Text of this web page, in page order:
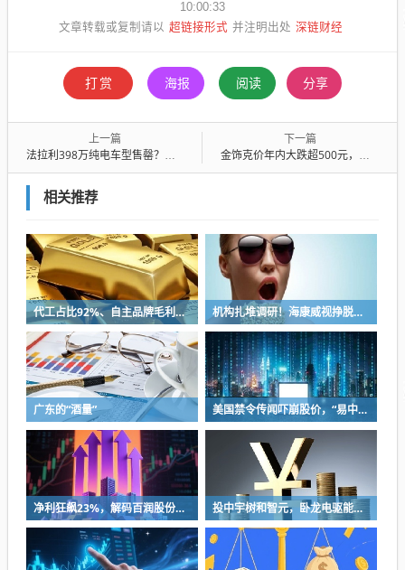
10:00:33
文章转载或复制请以 超链接形式 并注明出处 深链财经
打赏 海报 阅读 分享
上一篇
法拉利398万纯电车型售罄？经销商：可订，但订金40万起步
下一篇
金饰克价年内大跌超500元，专家：黄金的消费抄底与资产配置需划清边界
相关推荐
代工占比92%、自主品牌毛利不足4%，“两轮车界富士康”能否站稳A股？ 机构扎堆调研！海康威视挣脱安防桎梏，创新业务撑起第二增长曲线
广东的“酒量” 美国禁令传闻吓崩股价，“易中天”抱团逻辑现裂痕
净利狂飙23%，解码百润股份如何用“情绪消费”切入年轻人的酒杯？ 投中宇树和智元，卧龙电驱能否靠机器人叙事“改命”？